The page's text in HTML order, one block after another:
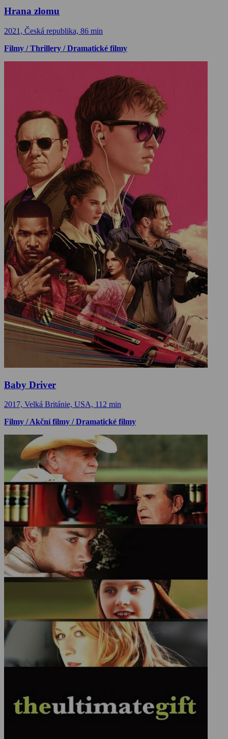
Hrana zlomu
2021, Česká republika, 86 min
Filmy / Thrillery / Dramatické filmy
Baby Driver
2017, Velká Británie, USA, 112 min
Filmy / Akční filmy / Dramatické filmy